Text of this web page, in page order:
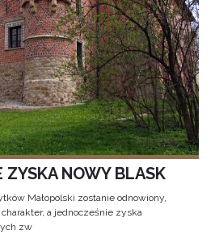
ZYSKA NOWY BLASK
Małopolski zostanie odnowiony,
a jednocześnie zyska
zw